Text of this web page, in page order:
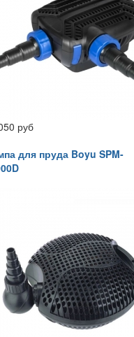
руб
для пруда Boyu SPM-